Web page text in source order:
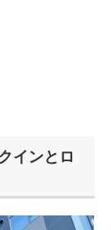
インとロ